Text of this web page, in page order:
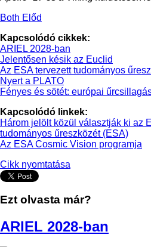
Both Előd
Kapcsolódó cikkek:
ARIEL 2028-ban
Jelentősen késik az Euclid
Az ESA tervezett tudományos
Nyert a PLATO
Fényes és sötét: európai
Kapcsolódó linkek:
Három jelölt közül választják ki az
tudományos űreszközét (ESA)
Az ESA Cosmic Vision programja
Cikk nyomtatása
Ezt olvasta már?
ARIEL 2028-ban